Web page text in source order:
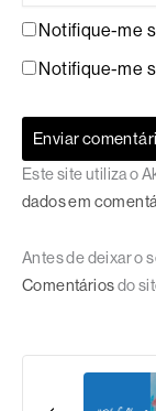
Notifique-me
Notifique-me
Este site utiliza o
dados em
Antes de deixar o
Comentáriosdo